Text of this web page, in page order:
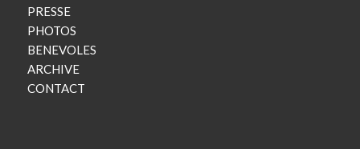
PRESSE
PHOTOS
BENEVOLES
ARCHIVE
CONTACT